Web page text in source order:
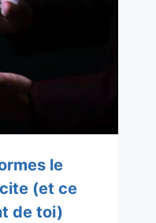
le
(et ce
de toi)